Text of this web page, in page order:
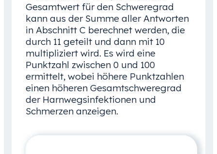
Gesamtwert für den Schweregrad
kann aus der Summe aller Antworten
in Abschnitt C berechnet werden, die
durch 11 geteilt und dann mit 10
multipliziert wird. Es wird eine
Punktzahl zwischen 0 und 100
ermittelt, wobei höhere Punktzahlen
einen höheren Gesamtschweregrad
der Harnwegsinfektionen und
Schmerzen anzeigen.